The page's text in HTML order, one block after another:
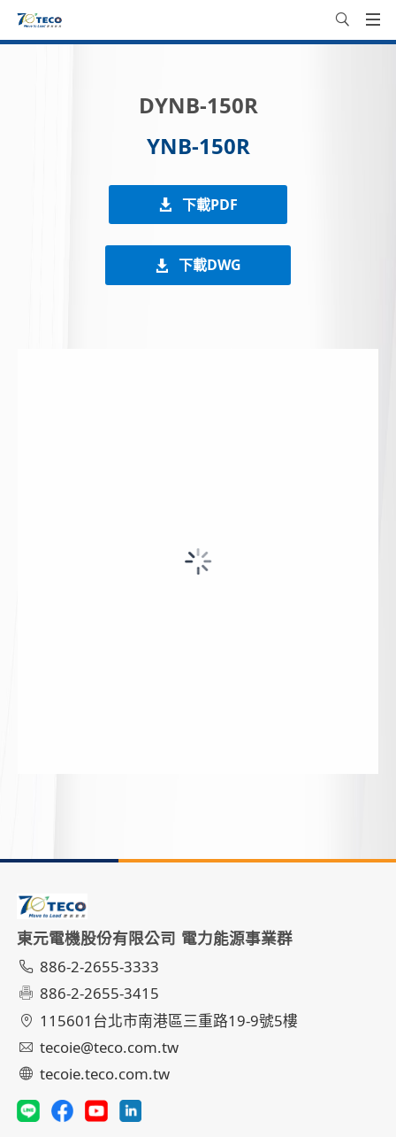
DYNB-150R
YNB-150R
下載PDF
下載DWG
東元電機股份有限公司 電力能源事業群
886-2-2655-3333
886-2-2655-3415
115601台北市南港區三重路19-9號5樓
tecoie@teco.com.tw
tecoie.teco.com.tw